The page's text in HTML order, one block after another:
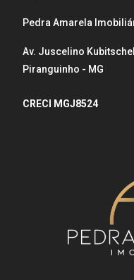
Pedra Amarela
Av. Juscelino
Piranguinho - MG
CRECI MGJ8524